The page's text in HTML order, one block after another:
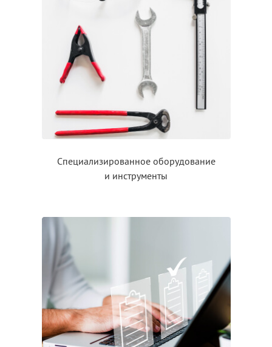
Специализированное оборудование
и инструменты